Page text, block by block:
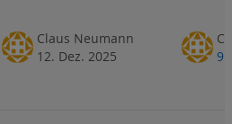
Claus Neumann
12. Dez. 2025
9.